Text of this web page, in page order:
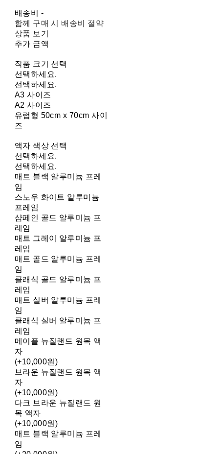
배송비 -
함께 구매 시 배송비 절약
상품 보기
추가 금액
작품 크기 선택
선택하세요.
선택하세요.
A3 사이즈
A2 사이즈
유럽형 50cm x 70cm 사이
즈
액자 색상 선택
선택하세요.
선택하세요.
매트 블랙 알루미늄 프레
임
스노우 화이트 알루미늄
프레임
샴페인 골드 알루미늄 프
레임
매트 그레이 알루미늄 프
레임
매트 골드 알루미늄 프레
임
클래식 골드 알루미늄 프
레임
매트 실버 알루미늄 프레
임
클래식 실버 알루미늄 프
레임
메이플 뉴질랜드 원목 액
자
(+10,000원)
브라운 뉴질랜드 원목 액
자
(+10,000원)
다크 브라운 뉴질랜드 원
목 액자
(+10,000원)
매트 블랙 알루미늄 프레
임